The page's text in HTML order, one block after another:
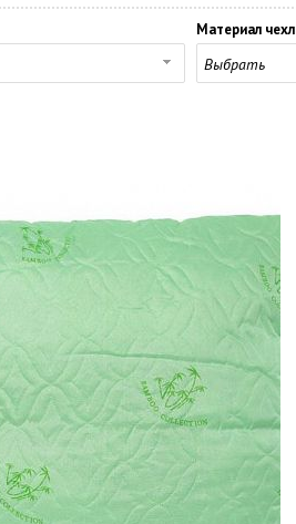
Материал
Выбрать